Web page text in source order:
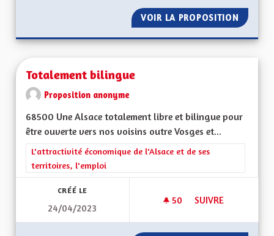
VOIR LA PROPOSITION
Totalement bilingue
Proposition anonyme
68500 Une Alsace totalement libre et bilingue pour
être ouverte vers nos voisins outre Vosges et...
Filtrer les résultats de la catégorie : L'attractivité
L'attractivité économique de l'Alsace et de ses
territoires, l'emploi
CRÉÉ LE
24/04/2023
50 50 ABONNÉS
SUIVRE